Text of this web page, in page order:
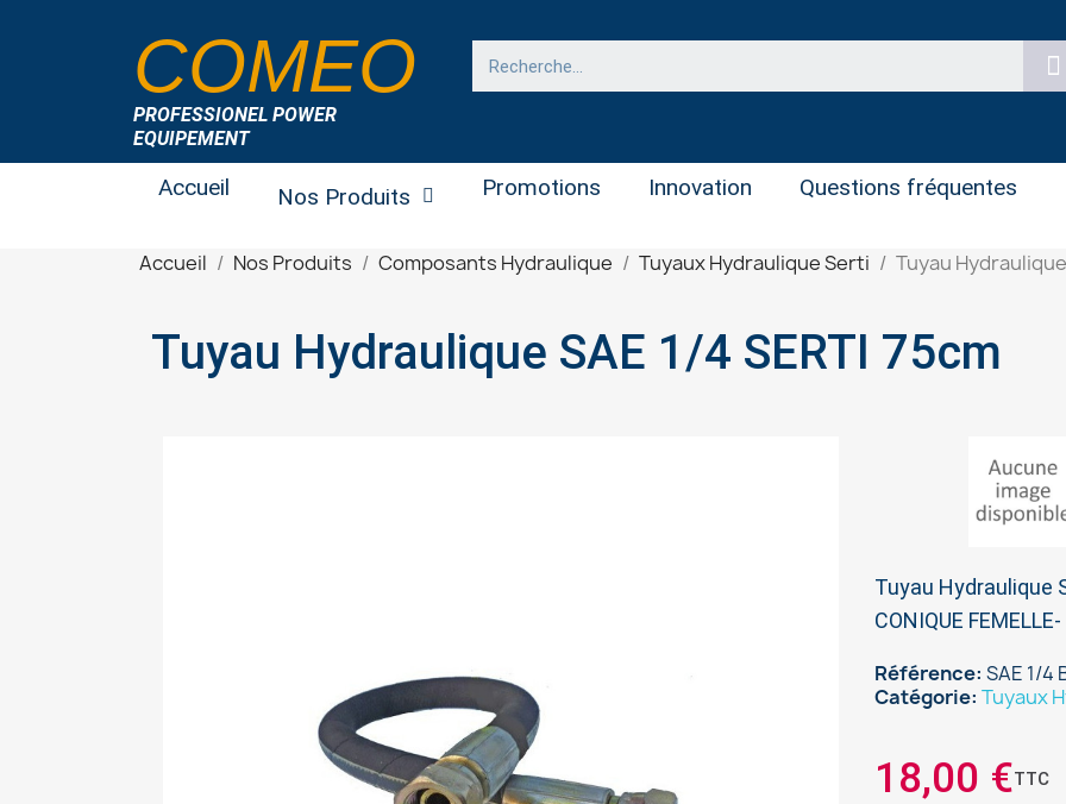
COMEO
PROFESSIONEL POWER
EQUIPEMENT
Accueil Nos Produits Promotions Innovation Questions fréquentes
Accueil Nos Produits Composants Hydraulique Tuyaux Hydraulique Serti Tuyau Hydraulique
Tuyau Hydraulique SAE 1/4 SERTI 75cm
Tuyau Hydraulique
CONIQUE
Référence SAE 1/4
Catégorie Tuyaux
18,00 €TTC